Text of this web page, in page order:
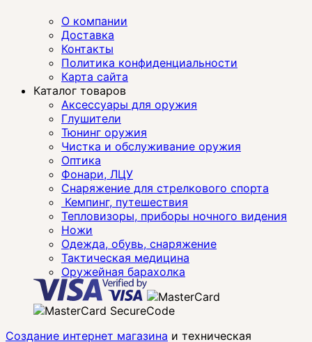
О компании
Доставка
Контакты
Политика конфиденциальности
Карта сайта
Каталог товаров
Аксессуары для оружия
Глушители
Тюнинг оружия
Чистка и обслуживание оружия
Оптика
Фонари, ЛЦУ
Снаряжение для стрелкового спорта
Кемпинг, путешествия
Тепловизоры, приборы ночного видения
Ножи
Одежда, обувь, снаряжение
Тактическая медицина
Оружейная барахолка
Создание интернет магазина и техническая